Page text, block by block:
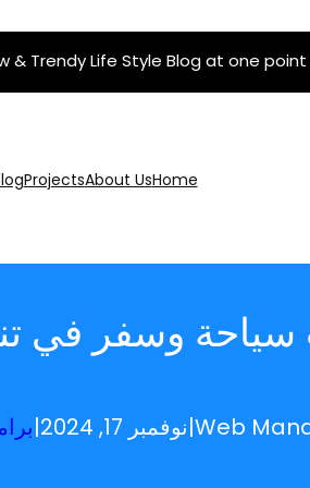
& Trendy Life Style Blog at one point
Home
About Us
Projects
سياحة وسفر في
Web
|نوفمبر 17, 2024 |